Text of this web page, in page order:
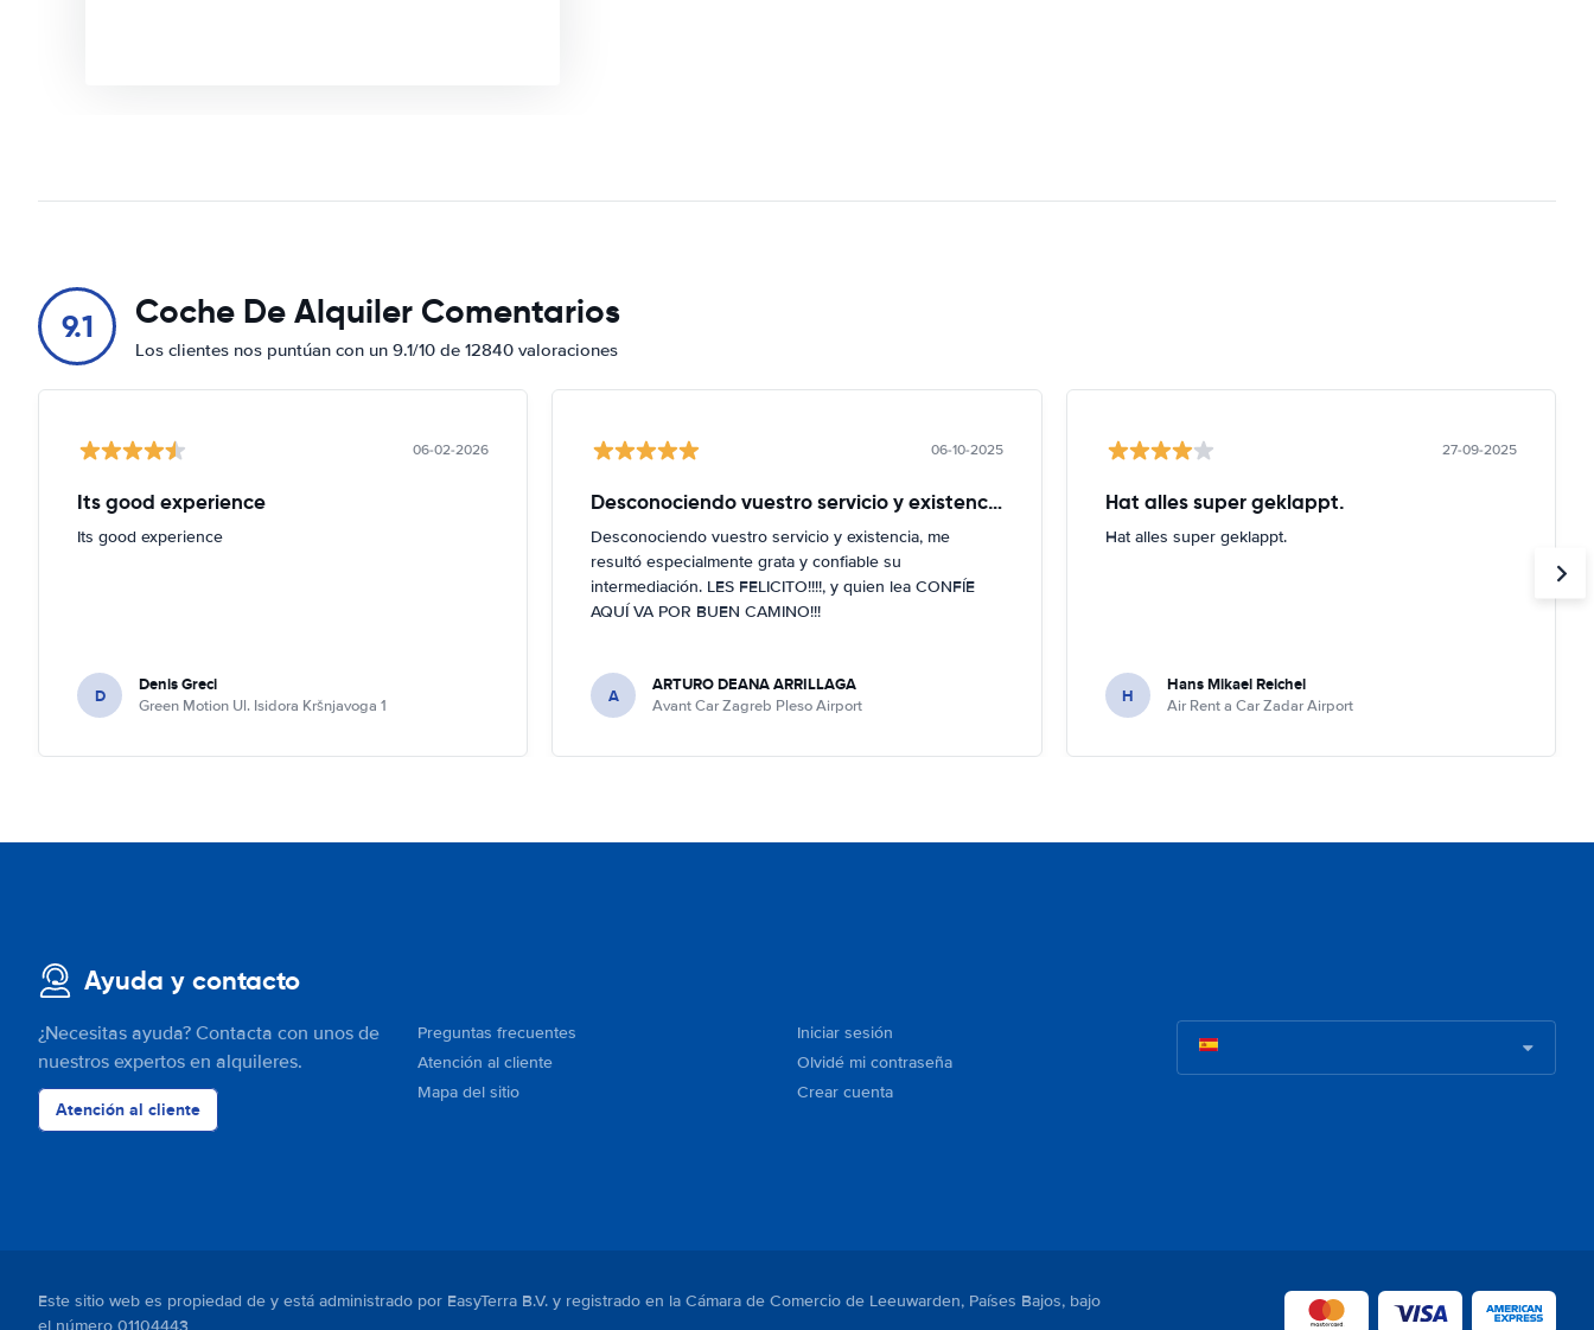
9.1 Coche De Alquiler Comentarios
Los clientes nos puntúan con un 9.1/10 de 12840 valoraciones
06-02-2026
Its good experience
Its good experience
D Denis Greci
Green Motion Ul. Isidora Kršnjavoga 1
06-10-2025
Desconociendo vuestro servicio y existencia
Desconociendo vuestro servicio y existencia, me
resultó especialmente grata y confiable su
intermediación. LES FELICITO!!!!, y quien lea CONFÍE
AQUÍ VA POR BUEN CAMINO!!!
A ARTURO DEANA ARRILLAGA
Avant Car Zagreb Pleso Airport
27-09-2025
Hat alles super geklappt.
Hat alles super geklappt.
H Hans Mikael Reichel
Air Rent a Car Zadar Airport
Ayuda y contacto
¿Necesitas ayuda? Contacta con unos de
nuestros expertos en alquileres.
Atención al cliente
Preguntas frecuentes
Atención al cliente
Mapa del sitio
Iniciar sesión
Olvidé mi contraseña
Crear cuenta
Este sitio web es propiedad de y está administrado por EasyTerra B.V. y registrado en la Cámara de Comercio de Leeuwarden, Países Bajos, bajo
el número 01104443